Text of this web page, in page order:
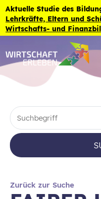
Zum Inhalt der Seite springen
Aktuelle Studie des
Lehrkräfte, Eltern und
Wirtschafts- und
Zurück zur Suche